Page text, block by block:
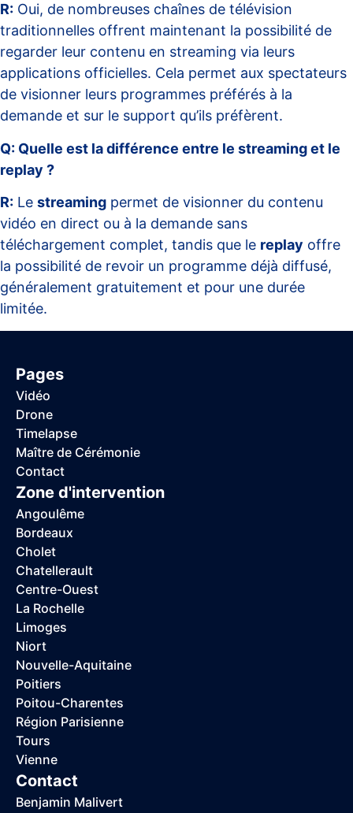
R: Oui, de nombreuses chaînes de télévision
traditionnelles offrent maintenant la possibilité de
regarder leur contenu en streaming via leurs
applications officielles. Cela permet aux spectateurs
de visionner leurs programmes préférés à la
demande et sur le support qu’ils préfèrent.
Q: Quelle est la différence entre le streaming et le
replay ?
R: Le streaming permet de visionner du contenu
vidéo en direct ou à la demande sans
téléchargement complet, tandis que le replay offre
la possibilité de revoir un programme déjà diffusé,
généralement gratuitement et pour une durée
limitée.
Pages
Vidéo
Drone
Timelapse
Maître de Cérémonie
Contact
Zone d'intervention
Angoulême
Bordeaux
Cholet
Chatellerault
Centre-Ouest
La Rochelle
Limoges
Niort
Nouvelle-Aquitaine
Poitiers
Poitou-Charentes
Région Parisienne
Tours
Vienne
Contact
Benjamin Malivert